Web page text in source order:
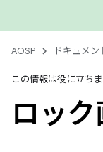
AOSP ドキュメン
この情報は役に立ち
ロッ